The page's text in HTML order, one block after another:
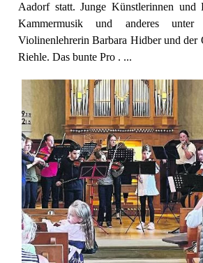
Aadorf statt. Junge Künstlerinnen und
Kammermusik und anderes
Violinenlehrerin Barbara Hidber und der
Riehle. Das bunte Pro . ...